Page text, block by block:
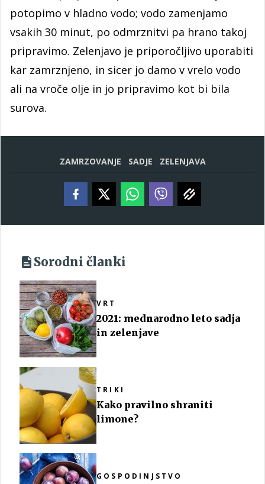
potopimo v hladno vodo; vodo zamenjamo
vsakih 30 minut, po odmrznitvi pa hrano takoj
pripravimo. Zelenjavo je priporočljivo uporabiti
kar zamrznjeno, in sicer jo damo v vrelo vodo
ali na vroče olje in jo pripravimo kot bi bila
surova.
ZAMRZOVANJE SADJE ZELENJAVA
Sorodni članki
VRT
2021: mednarodno leto sadja
in zelenjave
TRIKI
Kako pravilno shraniti
limone?
GOSPODINJSTVO